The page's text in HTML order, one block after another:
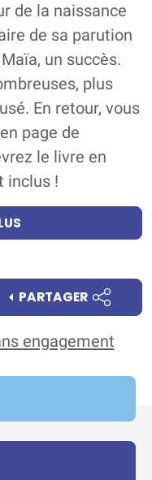
de la naissance
de sa parution
un succès.
plus
En retour, vous
page de
le livre en
inclus !
engagement
PARTAGER